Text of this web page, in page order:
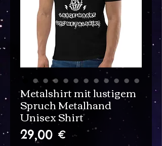
Metalshirt mit lustigem
Spruch Metalhand
Unisex Shirt
29,00 €Preis